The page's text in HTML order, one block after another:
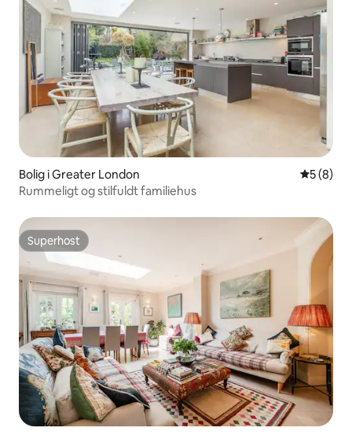
Bolig i Greater London 5 ud af 5
5 (8)
Rummeligt og stilfuldt familiehus
Superhost
Superhost